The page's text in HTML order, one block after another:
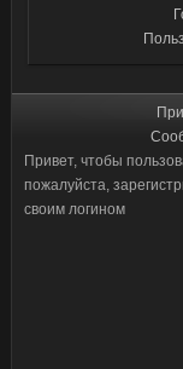
Привет, чтобы
пожалуйста,
своим логином